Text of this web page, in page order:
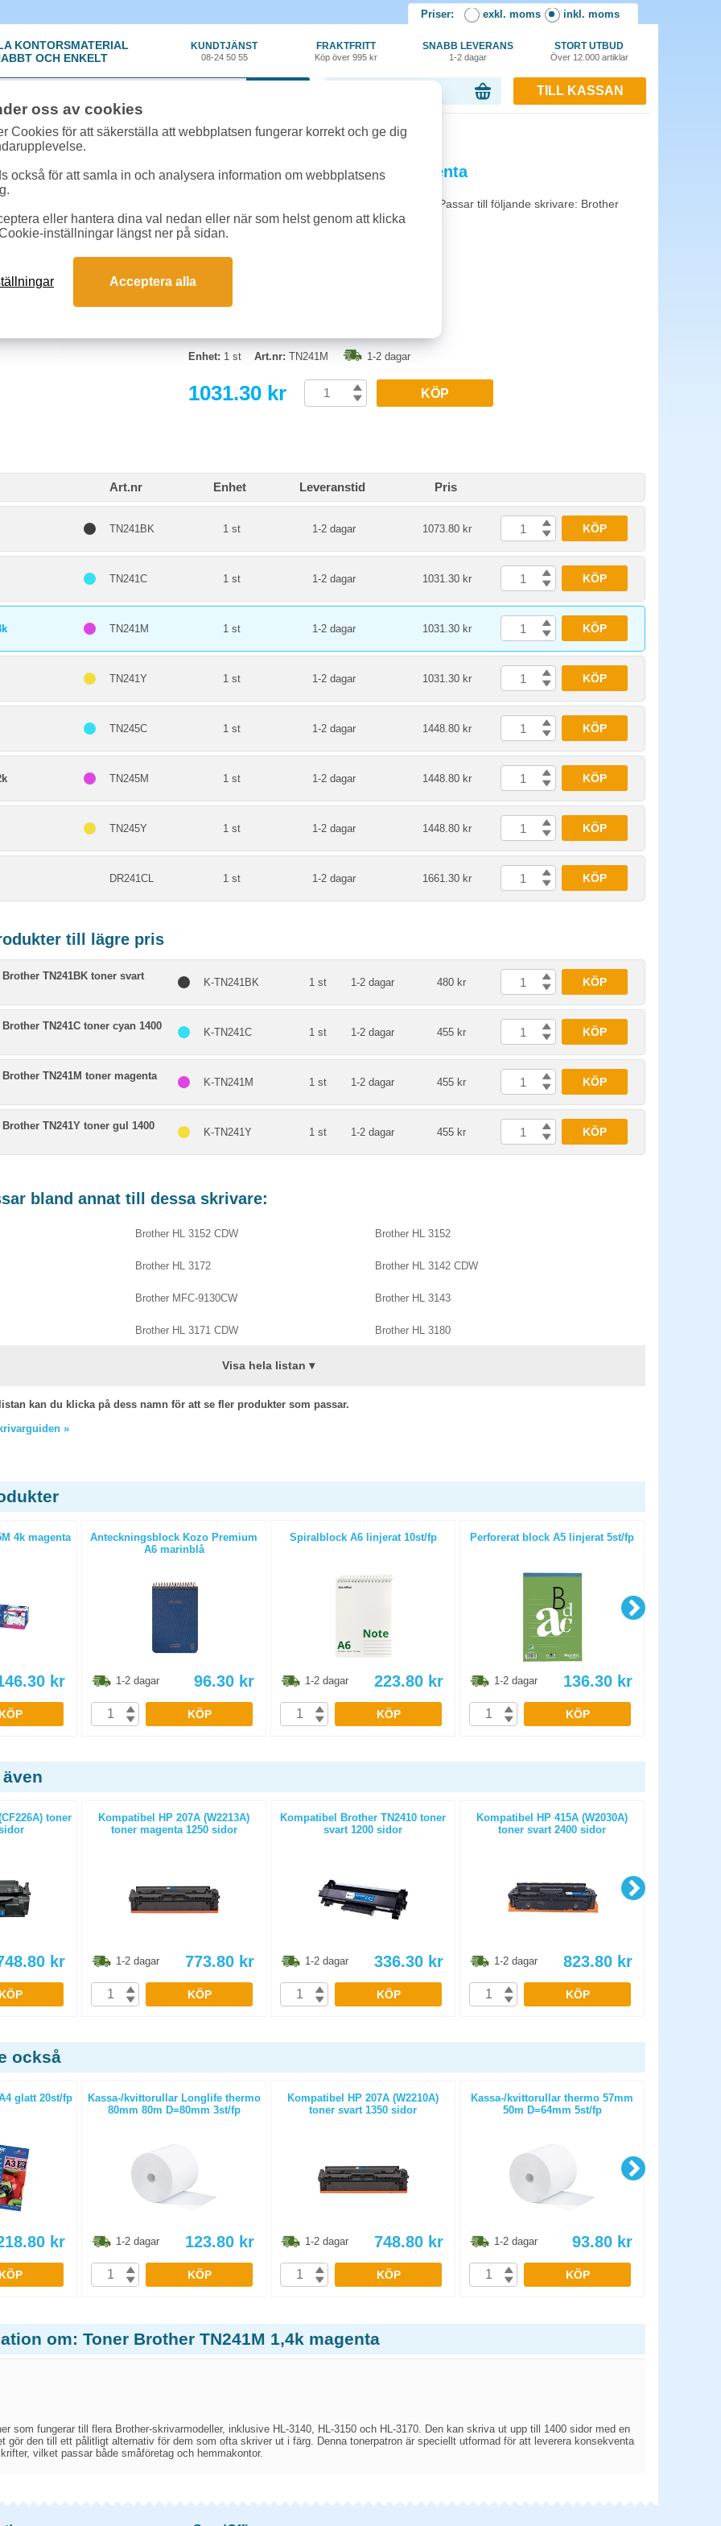
Priser: exkl. moms inkl. moms
KONTORSMATERIAL
OCH ENKELT
KUNDTJÄNST
08-24 50 55
FRAKTFRITT
Köp över 995 kr
SNABB LEVERANS
1-2 dagar
STORT UTBUD
Över 12.000 artiklar
TILL KASSAN
Förbrukning»Toner Brother» Toner Brother TN241M 1,4k magenta
Toner Brother TN241M 1,4k magenta
Kapacitet: Ca. 1.400 sidor vid 5% täckningsgrad. Passar till följande skrivare: Brother
HL-3140/HL-3150/HL-3170/DCP-9020CDW/MFC-
9140CDN/MFC9330CDW/MFC9340CDW.
Enhet: 1 st Art.nr: TN241M 1-2 dagar
1031.30 kr KÖP
Art.nr Enhet Leveranstid Pris
TN241BK 1 st 1-2 dagar 1073.80 kr KÖP
TN241C 1 st 1-2 dagar 1031.30 kr KÖP
TN241M 1 st 1-2 dagar 1031.30 kr KÖP
TN241Y 1 st 1-2 dagar 1031.30 kr KÖP
TN245C 1 st 1-2 dagar 1448.80 kr KÖP
TN245M 1 st 1-2 dagar 1448.80 kr KÖP
TN245Y 1 st 1-2 dagar 1448.80 kr KÖP
DR241CL 1 st 1-2 dagar 1661.30 kr KÖP
till lägre pris
TN241BK toner svart
K-TN241BK 1 st 1-2 dagar 480 kr KÖP
TN241C toner cyan 1400
K-TN241C 1 st 1-2 dagar 455 kr KÖP
TN241M toner magenta
K-TN241M 1 st 1-2 dagar 455 kr KÖP
TN241Y toner gul 1400
K-TN241Y 1 st 1-2 dagar 455 kr KÖP
bland annat till dessa skrivare:
Brother HL 3152 CDW Brother HL 3152
Brother HL 3172 Brother HL 3142 CDW
Brother MFC-9130CW Brother HL 3143
Brother HL 3171 CDW Brother HL 3180
Visa hela listan ▾
kan du klicka på dess namn för att se fler produkter som passar.
»
4k magenta
kr
KÖP
Anteckningsblock Kozo Premium
A6 marinblå
1-2 dagar 96.30 kr
KÖP
Spiralblock A6 linjerat 10st/fp
1-2 dagar 223.80 kr
KÖP
Perforerat block A5 linjerat 5st/fp
1-2 dagar 136.30 kr
KÖP
toner
kr
KÖP
Kompatibel HP 207A (W2213A)
toner magenta 1250 sidor
1-2 dagar 773.80 kr
KÖP
Kompatibel Brother TN2410 toner
svart 1200 sidor
1-2 dagar 336.30 kr
KÖP
Kompatibel HP 415A (W2030A)
toner svart 2400 sidor
1-2 dagar 823.80 kr
KÖP
också
glatt 20st/fp
kr
KÖP
Kassa-/kvittorullar Longlife thermo
80mm 80m D=80mm 3st/fp
1-2 dagar 123.80 kr
KÖP
Kompatibel HP 207A (W2210A)
toner svart 1350 sidor
1-2 dagar 748.80 kr
KÖP
Kassa-/kvittorullar thermo 57mm
50m D=64mm 5st/fp
1-2 dagar 93.80 kr
KÖP
om: Toner Brother TN241M 1,4k magenta
som fungerar till flera Brother-skrivarmodeller, inklusive HL-3140, HL-3150 och HL-3170. Den kan skriva ut upp till 1400 sidor med en
gör den till ett pålitligt alternativ för dem som ofta skriver ut i färg. Denna tonerpatron är speciellt utformad för att leverera konsekventa
vilket passar både småföretag och hemmakontor.
oss av cookies
Cookies för att säkerställa att webbplatsen fungerar korrekt och ge dig
också för att samla in och analysera information om webbplatsens
eller hantera dina val nedan eller när som helst genom att klicka
inställningar längst ner på sidan.
Acceptera alla